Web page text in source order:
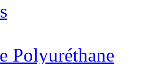
Polyuréthane